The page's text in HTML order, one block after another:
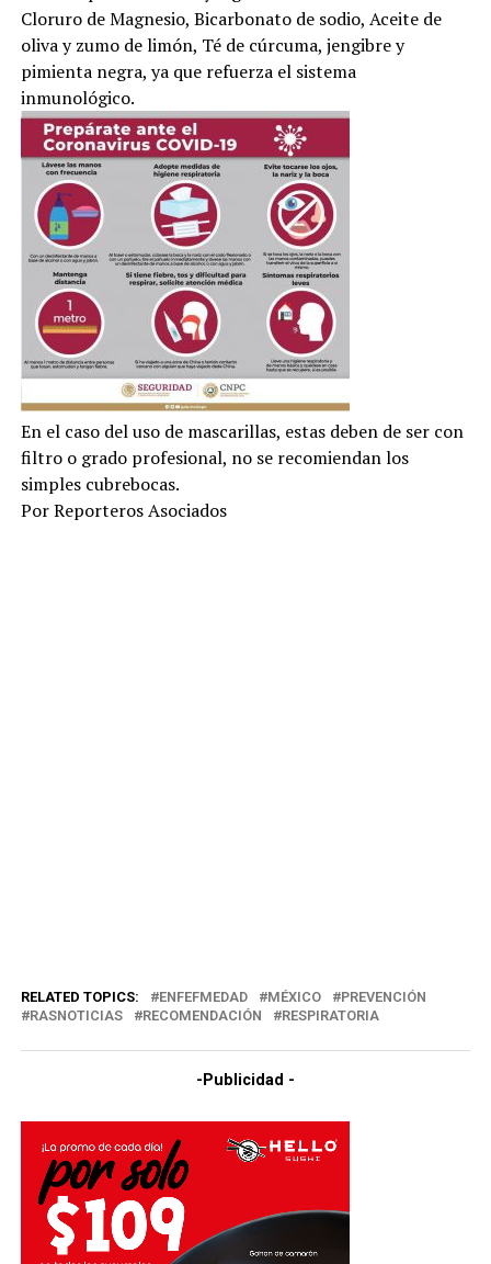
Cloruro de Magnesio, Bicarbonato de sodio, Aceite de
oliva y zumo de limón, Té de cúrcuma, jengibre y
pimienta negra, ya que refuerza el sistema
inmunológico.
En el caso del uso de mascarillas, estas deben de ser con
filtro o grado profesional, no se recomiendan los
simples cubrebocas.
Por Reporteros Asociados
RELATED TOPICS: ENFEFMEDAD MÉXICO
PREVENCIÓN
RASNOTICIAS
RECOMENDACIÓN RESPIRATORIA
-Publicidad -